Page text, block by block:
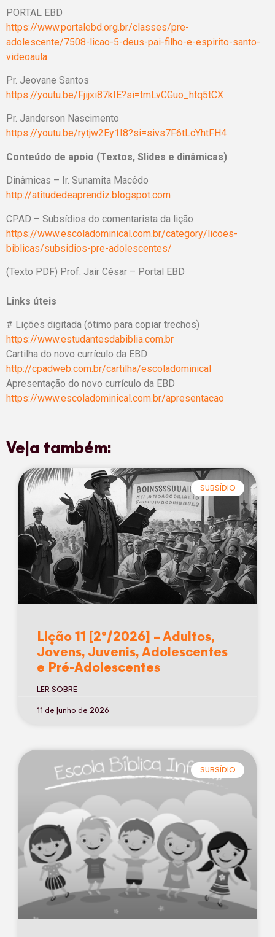
PORTAL EBD
https://www.portalebd.org.br/classes/pre-
adolescente/7508-licao-5-deus-pai-filho-e-espirito-santo-
videoaula
Pr. Jeovane Santos
https://youtu.be/Fjijxi87kIE?si=tmLvCGuo_htq5tCX
Pr. Janderson Nascimento
https://youtu.be/rytjw2Ey1I8?si=sivs7F6tLcYhtFH4
Conteúdo de apoio (Textos, Slides e dinâmicas)
Dinâmicas – Ir. Sunamita Macêdo
http://atitudedeaprendiz.blogspot.com
CPAD – Subsídios do comentarista da lição
https://www.escoladominical.com.br/category/licoes-
biblicas/subsidios-pre-adolescentes/
(Texto PDF) Prof. Jair César – Portal EBD
Links úteis
# Lições digitada (ótimo para copiar trechos)
https://www.estudantesdabiblia.com.br
Cartilha do novo currículo da EBD
http://cpadweb.com.br/cartilha/escoladominical
Apresentação do novo currículo da EBD
https://www.escoladominical.com.br/apresentacao
Veja também:
SUBSÍDIO
Lição 11 [2º/2026] – Adultos,
Jovens, Juvenis, Adolescentes
e Pré-Adolescentes
LER SOBRE
11 de junho de 2026
SUBSÍDIO